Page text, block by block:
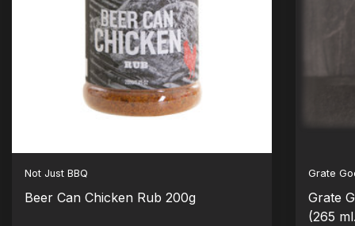
Not Just BBQ
Beer Can Chicken Rub 200g
Grate
Grate
(265